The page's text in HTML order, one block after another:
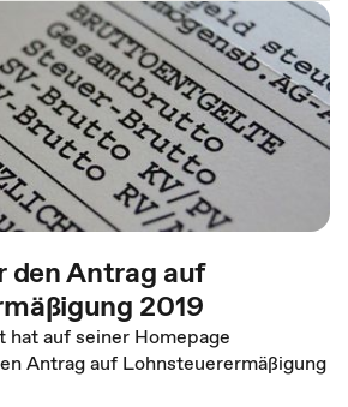
den Antrag auf
2019
hat auf seiner Homepage
Antrag auf Lohnsteuerermäßigung